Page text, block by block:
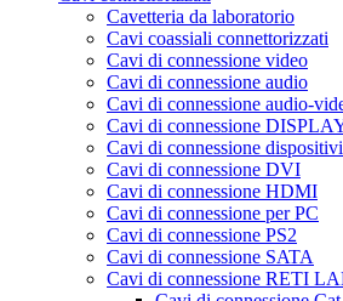
Cavetteria da laboratorio
Cavi coassiali connettorizzati
Cavi di connessione video
Cavi di connessione audio
Cavi di connessione audio-
Cavi di connessione
Cavi di connessione
Cavi di connessione DVI
Cavi di connessione HDMI
Cavi di connessione per PC
Cavi di connessione PS2
Cavi di connessione SATA
Cavi di connessione RETI